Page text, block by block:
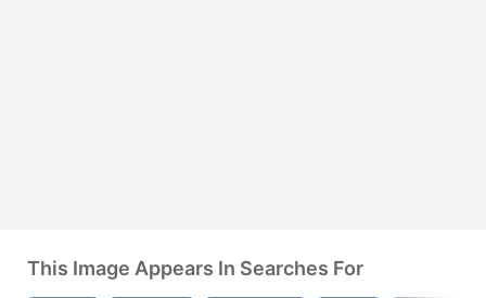
This Image Appears In Searches For